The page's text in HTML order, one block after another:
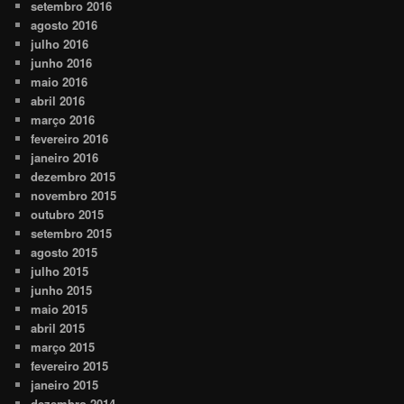
setembro 2016
agosto 2016
julho 2016
junho 2016
maio 2016
abril 2016
março 2016
fevereiro 2016
janeiro 2016
dezembro 2015
novembro 2015
outubro 2015
setembro 2015
agosto 2015
julho 2015
junho 2015
maio 2015
abril 2015
março 2015
fevereiro 2015
janeiro 2015